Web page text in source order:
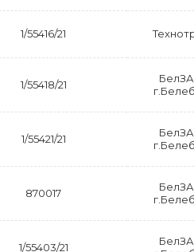
1/55416/21
1/55418/21
1/55421/21
870017
1/55403/21